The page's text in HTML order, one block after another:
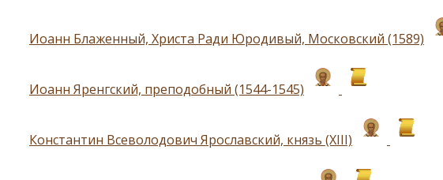
Иоанн Блаженный, Христа Ради Юродивый, Московский (1589)
Иоанн Яренгский, преподобный (1544-1545)
Константин Всеволодович Ярославский, князь (ХIII)